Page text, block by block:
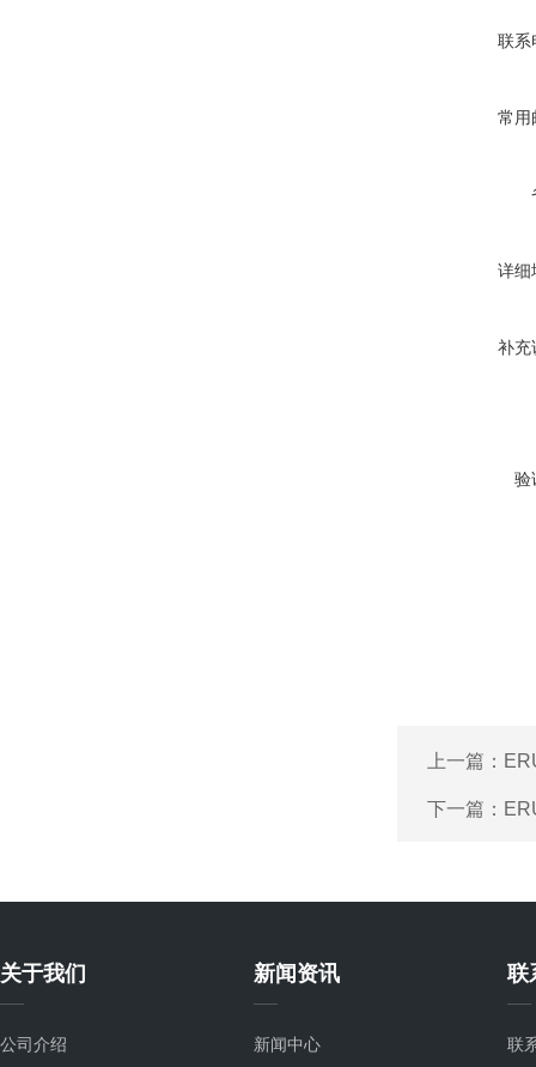
联系
常用
详细
补充
验
上一篇：
下一篇：
关于我们
公司介绍
新闻资讯
新闻中心
联
联